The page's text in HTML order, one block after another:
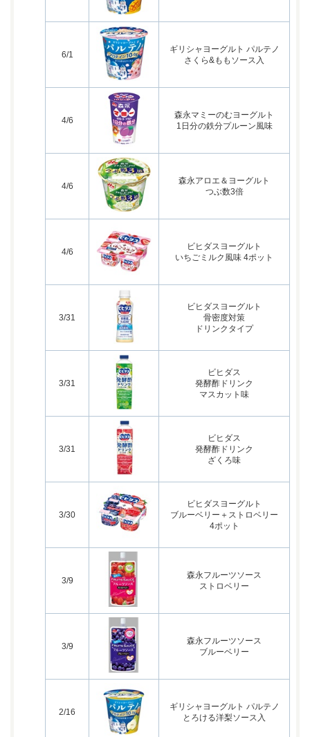
6/1
ギリシャヨーグルト パルテノ
さくら&ももソース入
4/6
森永マミーのむヨーグルト
1日分の鉄分プルーン風味
4/6
森永アロエ＆ヨーグルト
つぶ数3倍
4/6
ビヒダスヨーグルト
いちごミルク風味 4ポット
3/31
ビヒダスヨーグルト
骨密度対策
ドリンクタイプ
3/31
ビヒダス
発酵酢ドリンク
マスカット味
3/31
ビヒダス
発酵酢ドリンク
ざくろ味
3/30
ビヒダスヨーグルト
ブルーベリー＋ストロベリー
4ポット
3/9
森永フルーツソース
ストロベリー
3/9
森永フルーツソース
ブルーベリー
2/16
ギリシャヨーグルト パルテノ
とろける洋梨ソース入